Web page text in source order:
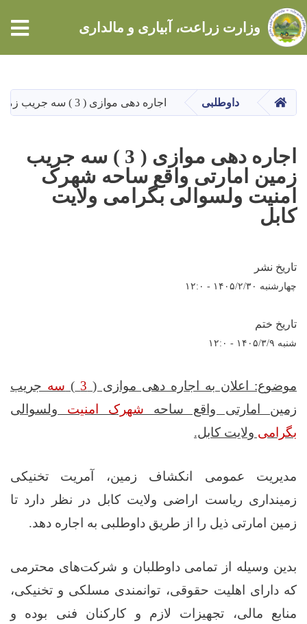
content
وزارت زراعت، آبیاری و مالداری
HOME داوطلبی اجاره دهی موازی ( 3 ) سه جریب زمین امارتی واقع ساحه شهرک امنیت ولسوالی بگرامی ولایت کابل
اجاره دهی موازی ( 3 ) سه جریب
زمین امارتی واقع ساحه شهرک
امنیت ولسوالی بگرامی ولایت
کابل
تاریخ نشر
چهارشنبه ۱۴۰۵/۲/۳۰ - ۱۲:۰
تاریخ ختم
شنبه ۱۴۰۵/۳/۹ - ۱۲:۰
موضوع: اعلان به اجاره دهی موازی ( 3
) سه جریب
زمین امارتی واقع ساحه شهرک امنیت ولسوالی
بگرامی ولایت کابل.
مدیریت عمومی انکشاف زمین، آمریت تخنیکی
زمینداری ریاست اراضی ولایت کابل در نظر دارد تا
زمین امارتی ذیل را از طریق داوطلبی به اجاره دهد.
بدین‌ وسیله از تمامی داوطلبان و شرکت‌های محترمی
که دارای اهلیت حقوقی، توانمندی مسلکی و تخنیکی،
منابع مالی، تجهیزات لازم و کارکنان فنی بوده و